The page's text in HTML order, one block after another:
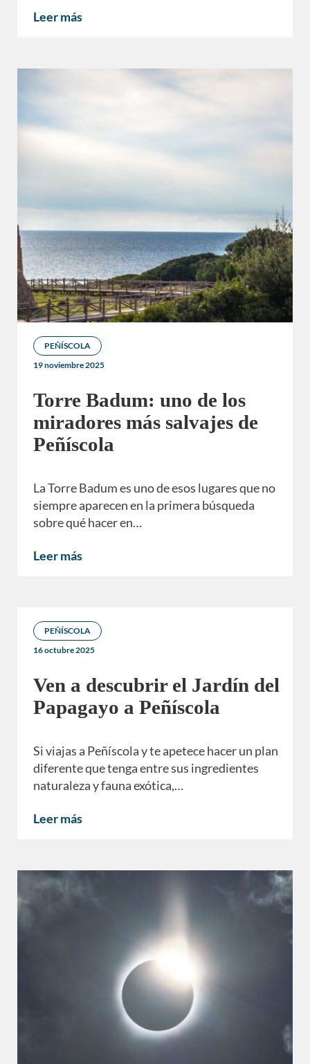
Leer más
PEÑÍSCOLA
19 noviembre 2025
Torre Badum: uno de los
miradores más salvajes de
Peñíscola
La Torre Badum es uno de esos lugares que no
siempre aparecen en la primera búsqueda
sobre qué hacer en…
Leer más
PEÑÍSCOLA
16 octubre 2025
Ven a descubrir el Jardín del
Papagayo a Peñíscola
Si viajas a Peñíscola y te apetece hacer un plan
diferente que tenga entre sus ingredientes
naturaleza y fauna exótica,…
Leer más